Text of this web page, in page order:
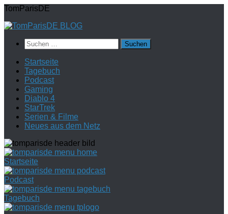
Zum
springen
TomParisDE
Suchen
nach:
Startseite
Tagebuch
Podcast
Gaming
Diablo 4
StarTrek
Serien & Filme
Neues aus dem Netz
Startseite
Podcast
Tagebuch